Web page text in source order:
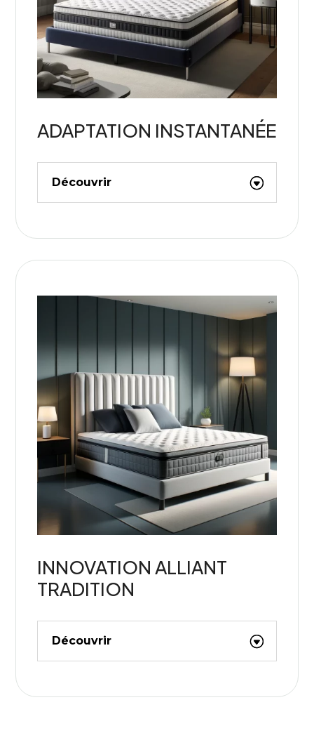
ADAPTATION INSTANTANÉE
Découvrir
INNOVATION ALLIANT
TRADITION
Découvrir